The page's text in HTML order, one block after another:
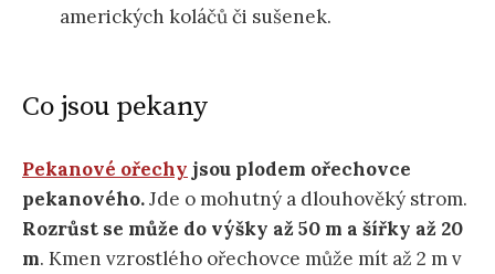
amerických koláčů či sušenek.
Co jsou pekany
Pekanové ořechy jsou plodem ořechovce
pekanového.Jde o mohutný a dlouhověký strom.
Rozrůst se může do výšky až 50 m a šířky až 20
m. Kmen vzrostlého ořechovce může mít až 2 m v